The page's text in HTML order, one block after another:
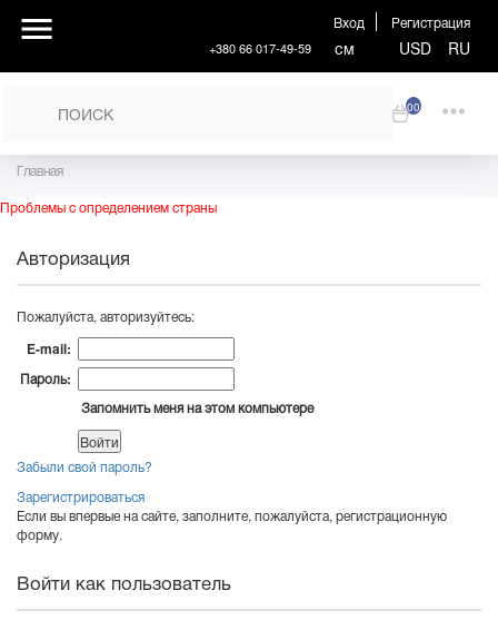
Вход Регистрация
+380 66 017-49-59 см USD RU
00
Главная
Проблемы с определением страны
Авторизация
Пожалуйста, авторизуйтесь:
E-mail:
Пароль:
Запомнить меня на этом компьютере
Забыли свой пароль?
Зарегистрироваться
Если вы впервые на сайте, заполните, пожалуйста, регистрационную
форму.
Войти как пользователь